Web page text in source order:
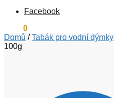
Facebook
0
Domů /Tabák pro vodní dýmky
100g